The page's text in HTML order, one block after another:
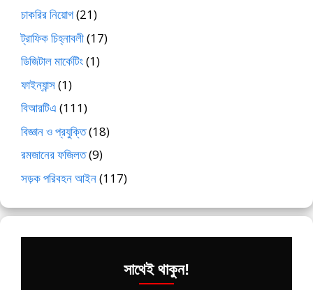
চাকরির নিয়োগ(21)
ট্রাফিক চিহ্নাবলী(17)
ডিজিটাল মার্কেটিং(1)
ফাইন্যান্স(1)
বিআরটিএ (111)
বিজ্ঞান ও প্রযুক্তি(18)
রমজানের ফজিলত(9)
সড়ক পরিবহন আইন(117)
সাথেই থাকুন!